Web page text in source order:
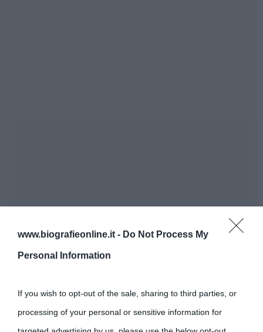
www.biografieonline.it - Do Not Process My
Personal Information
If you wish to opt-out of the sale, sharing to third parties, or
processing of your personal or sensitive information for